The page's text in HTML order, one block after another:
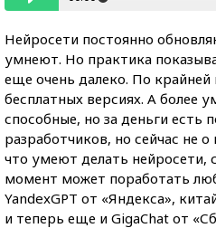
Нейросети постоянно
умнеют. Но практика
еще очень далеко. По крайней
бесплатных версиях. А более
способные, но за деньги есть
разработчиков, но сейчас не о
что умеют делать
момент может поработать
YandexGPT от «Яндекса»,
и теперь еще и GigaChat от